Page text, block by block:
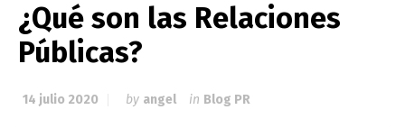
¿Qué son las Relaciones
Públicas?
14 julio 2020 by angel in Blog PR